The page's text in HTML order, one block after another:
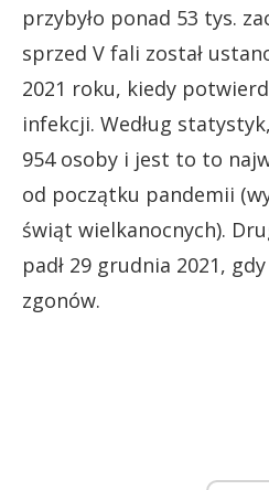
przybyło ponad 53 tys.
sprzed V fali został
2021 roku, kiedy
infekcji. Według
954 osoby i jest to to
od początku pandemii
świąt wielkanocnych).
padł 29 grudnia 2021,
zgonów.